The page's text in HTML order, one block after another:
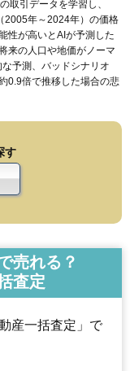
取引データを学習し、
2005年～2024年）の価格
性が高いとAIが予測した
来の人口や地価がノーマ
予測、バッドシナリオ
0.9倍で推移した場合の悲
す
売れる？
査定
産一括査定」で